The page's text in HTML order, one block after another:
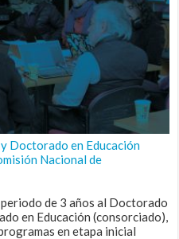
Doctorado en Educación
Nacional de
de 3 años al Doctorado
en Educación (consorciado),
en etapa inicial